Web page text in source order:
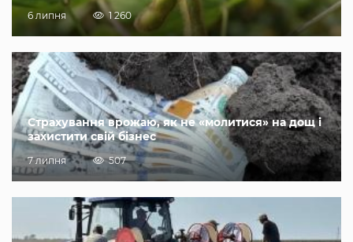
6 липня 1 260
Страхування врожаю, як не «молитися» на дощ і
захистити свій бізнес
7 липня 507